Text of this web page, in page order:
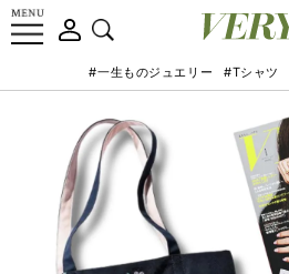
#一生ものジュエリー #Tシャツ